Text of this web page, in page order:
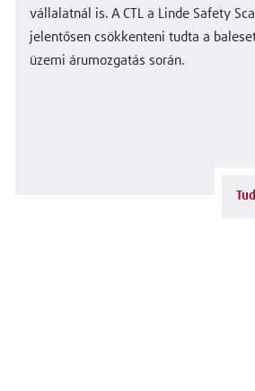
vállalatnál is. A CTL a Linde Safety
jelentősen csökkenteni tudta a
üzemi árumozgatás során.